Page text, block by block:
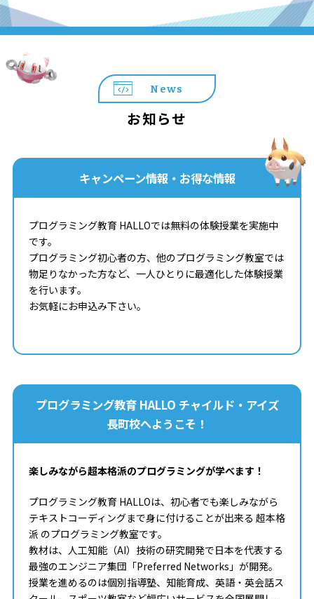
News
お知らせ
キャンペーン情報・お得な情報
プログラミング教育 HALLOでは無料の体験授業を実施中
です。
プログラミング初心者の方、他のプログラミング教室では
物足りなかった方など、一人ひとりに最適化した体験授業
を行います。
お気軽にお申込み下さい。
プログラミング教育 HALLO チャイルド・アイズ
長町校へようこそ！
楽しみながら超本格派のプログラミングが学べます！
プログラミング教育 HALLOは、初心者でも楽しみながら
テキストコーディングまで身に付けることが出来る 超本格
派 のプログラミング教室です。
教材は、人工知能（AI）技術の研究開発で日本を代表する
最強のエンジニア集団「Preferred Networks」が開発。
授業を進めるのは個別指導塾、知能育成、英語・英会話ス